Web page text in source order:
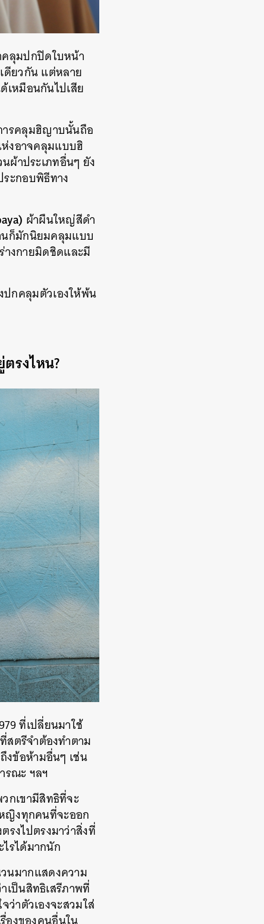
คลุมปกปิดใบหน้า
ดียวกัน แต่หลาย
เหมือนกันไปเสีย
ารคลุมฮิญาบนั้นถือ
งอาจคลุมแบบฮิ
ผ้าประเภทอื่นๆ ยัง
ะกอบพิธีทาง
ผ้าผืนใหญ่สีดำ
นก็มักนิยมคลุมแบบ
างกายมิดชิดและมี
ปกคลุมตัวเองให้พ้น
รงไหน?
ที่เปลี่ยนมาใช้
ตรีจำต้องทำตาม
ข้อห้ามอื่นๆ เช่น
รณะ ฯลฯ
กเขามีสิทธิที่จะ
ญิงทุกคนที่จะออก
งไปตรงมาว่าสิ่งที่
รได้มากนัก
นมากแสดงความ
เป็นสิทธิเสรีภาพที่
าตัวเองจะสวมใส่